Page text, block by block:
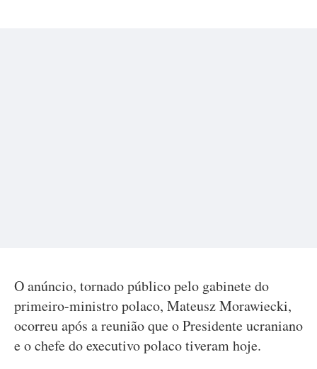
O anúncio, tornado público pelo gabinete do
primeiro-ministro polaco, Mateusz Morawiecki,
ocorreu após a reunião que o Presidente ucraniano
e o chefe do executivo polaco tiveram hoje.